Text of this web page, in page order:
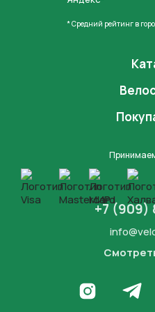
* Средний рейтинг в
+7 (909)
Перейти в